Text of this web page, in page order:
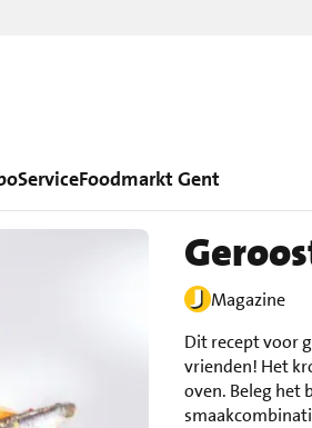
ServiceFoodmarkt Gent
Magazine
Dit recept voor
vrienden! Het
oven. Beleg het